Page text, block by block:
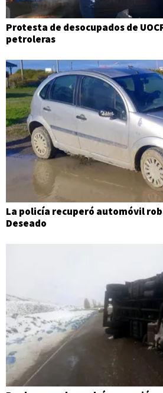
Protesta de desocupados de
petroleras
La policía recuperó automóvil
Deseado